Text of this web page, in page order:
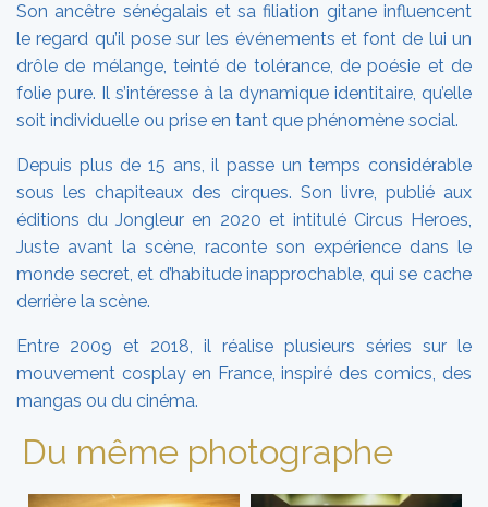
Son ancêtre sénégalais et sa filiation gitane influencent
le regard qu’il pose sur les événements et font de lui un
drôle de mélange, teinté de tolérance, de poésie et de
folie pure. Il s’intéresse à la dynamique identitaire, qu’elle
soit individuelle ou prise en tant que phénomène social.
Depuis plus de 15 ans, il passe un temps considérable
sous les chapiteaux des cirques. Son livre, publié aux
éditions du Jongleur en 2020 et intitulé Circus Heroes,
Juste avant la scène, raconte son expérience dans le
monde secret, et d’habitude inapprochable, qui se cache
derrière la scène.
Entre 2009 et 2018, il réalise plusieurs séries sur le
mouvement cosplay en France, inspiré des comics, des
mangas ou du cinéma.
Du même photographe